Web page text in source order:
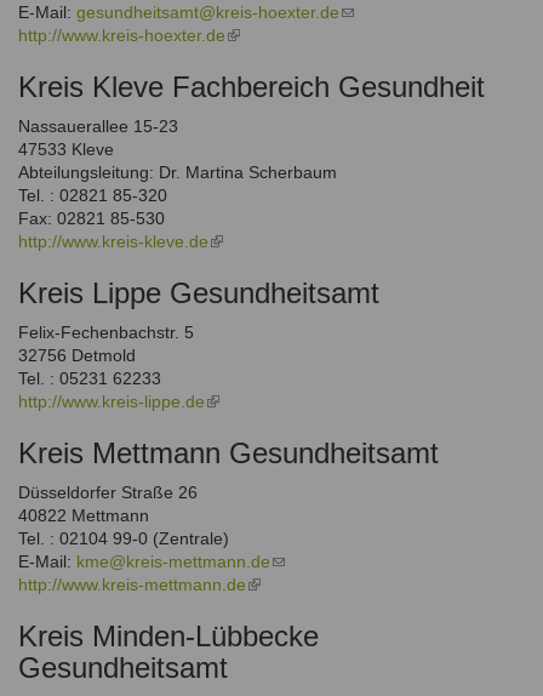
E-Mail: gesundheitsamt@kreis-hoexter.de(link
mail)
http://www.kreis-hoexter.de(link
external)
Kreis Kleve Fachbereich Gesundheit
Nassauerallee 15-23
47533 Kleve
Abteilungsleitung: Dr. Martina Scherbaum
Tel. : 02821 85-320
Fax: 02821 85-530
http://www.kreis-kleve.de(link
external)
Kreis Lippe Gesundheitsamt
Felix-Fechenbachstr. 5
32756 Detmold
Tel. : 05231 62233
http://www.kreis-lippe.de(link
external)
Kreis Mettmann Gesundheitsamt
Düsseldorfer Straße 26
40822 Mettmann
Tel. : 02104 99-0 (Zentrale)
E-Mail: kme@kreis-mettmann.de(link
mail)
http://www.kreis-mettmann.de(link
external)
Kreis Minden-Lübbecke
Gesundheitsamt